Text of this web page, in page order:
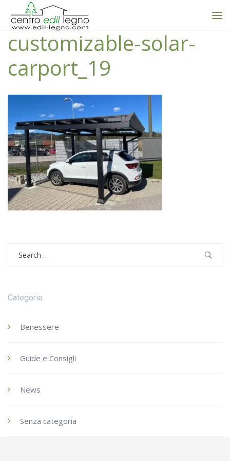
customizable-solar-
carport_19
Categorie
Benessere
Guide e Consigli
News
Senza categoria